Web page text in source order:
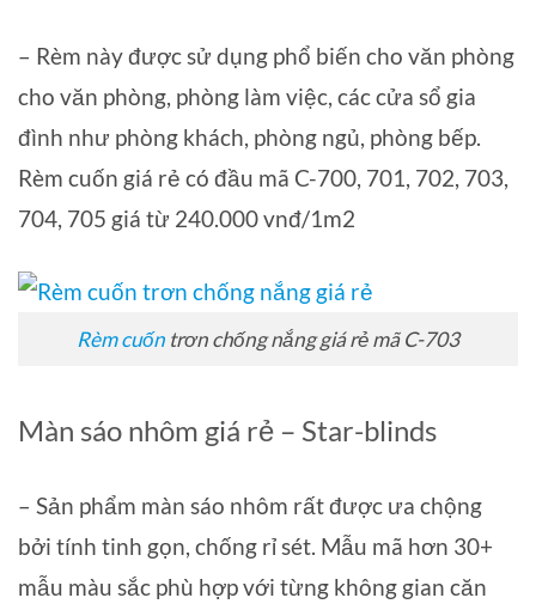
– Rèm này được sử dụng phổ biến cho văn phòng
cho văn phòng, phòng làm việc, các cửa sổ gia
đình như phòng khách, phòng ngủ, phòng bếp.
Rèm cuốn giá rẻ có đầu mã C-700, 701, 702, 703,
704, 705 giá từ 240.000 vnđ/1m2
Rèm cuốn trơn chống nắng giá rẻ mã C-703
Màn sáo nhôm giá rẻ – Star-blinds
– Sản phẩm màn sáo nhôm rất được ưa chộng
bởi tính tinh gọn, chống rỉ sét. Mẫu mã hơn 30+
mẫu màu sắc phù hợp với từng không gian căn